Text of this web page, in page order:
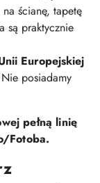
ścianę, tapetę
są praktycznie
Europejskiej
posiadamy
pełną linię
Fotoba.